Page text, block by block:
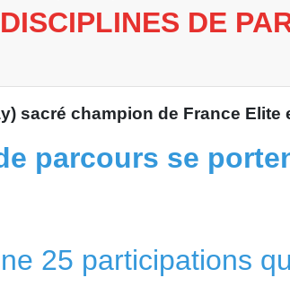
DE
sacré champion de France
parcours se
25 participations